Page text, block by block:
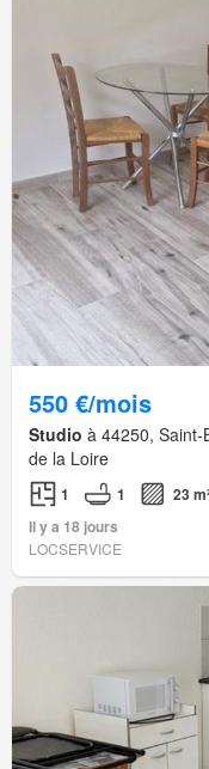
550 €/mois
Studio à 44250, Saint-
de la Loire
1 1
23
Il y a 18 jours
LOCSERVICE